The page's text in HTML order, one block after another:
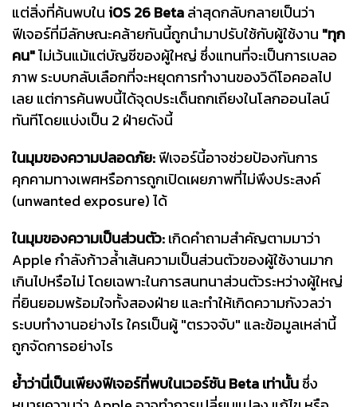
แต่สิ่งที่ค้นพบในiOS 26 Betaล่าสุดกลับกลายเป็นว่า
ฟีเจอร์ที่มีลักษณะคล้ายกันนี้ถูกนำมาปรับใช้กับผู้ใช้งาน "ทุก
คน"ไม่เว้นแม้แต่บัญชีของผู้ใหญ่ ซึ่งแทนที่จะเป็นการเบลอ
ภาพ ระบบกลับเลือกที่จะหยุดการทำงานของวิดีโอคอลไป
เลย แต่การค้นพบนี้ได้จุดประเด็นถกเถียงในโลกออนไลน์
ทันทีโดยแบ่งเป็น 2 ฝ่ายดังนี้
ในมุมของความปลอดภัย:ฟีเจอร์นี้อาจช่วยป้องกันการ
คุกคามทางเพศหรือการถูกเปิดเผยภาพที่ไม่พึงประสงค์
(unwanted exposure) ได้
ในมุมของความเป็นส่วนตัว:เกิดคำถามสำคัญตามมาว่า
Apple กำลังก้าวล้ำเส้นความเป็นส่วนตัวของผู้ใช้งานมาก
เกินไปหรือไม่ โดยเฉพาะในการสนทนาส่วนตัวระหว่างผู้ใหญ่
ที่ยินยอมพร้อมใจทั้งสองฝ่าย และทำให้เกิดความกังวลว่า
ระบบทำงานอย่างไร ใครเป็นผู้ "ตรวจจับ" และข้อมูลเหล่านี้
ถูกจัดการอย่างไร
ย้ำว่านี่เป็นเพียงฟีเจอร์ที่พบในเวอร์ชัน Beta เท่านั้นซึ่ง